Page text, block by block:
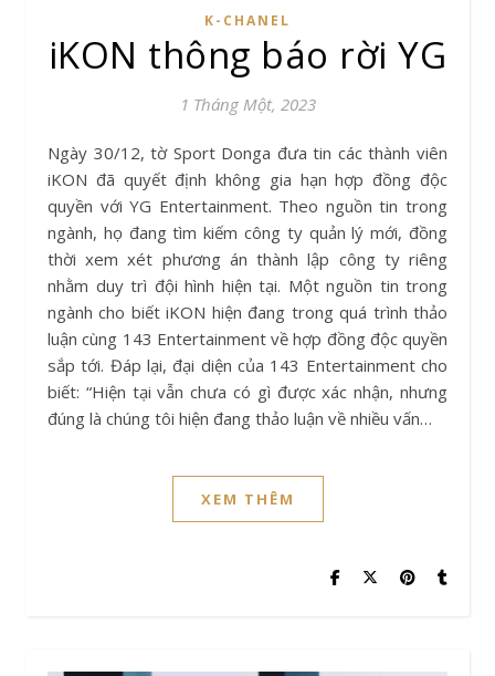
K-CHANEL
iKON thông báo rời YG
1 Tháng Một, 2023
Ngày 30/12, tờ Sport Donga đưa tin các thành viên
iKON đã quyết định không gia hạn hợp đồng độc
quyền với YG Entertainment. Theo nguồn tin trong
ngành, họ đang tìm kiếm công ty quản lý mới, đồng
thời xem xét phương án thành lập công ty riêng
nhằm duy trì đội hình hiện tại. Một nguồn tin trong
ngành cho biết iKON hiện đang trong quá trình thảo
luận cùng 143 Entertainment về hợp đồng độc quyền
sắp tới. Đáp lại, đại diện của 143 Entertainment cho
biết: “Hiện tại vẫn chưa có gì được xác nhận, nhưng
đúng là chúng tôi hiện đang thảo luận về nhiều vấn…
XEM THÊM